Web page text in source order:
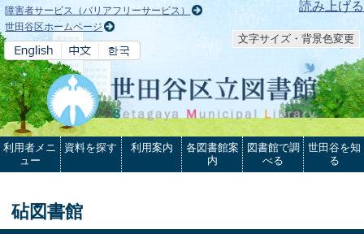
本文へ 読み上げる
障害者サービス（バリアフリーサービス）
世田谷区ホームページ
文字サイズ・背景色変更
利用者メニ
ュー
資料を探す 利用案内
各図書館案
内
図書館で調
べる
世田谷を知
る
砧図書館